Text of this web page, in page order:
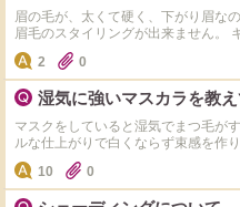
眉の毛が、太くて硬く、下がり眉な
眉毛のスタイリングが出来ません。
ミー等々、使用して来ましたが、ど
キャンメイクのクイックラッシュカ
で、それを眉毛にも使用したことが
ブラシに水を付けて、ゴシゴシして
したが、使い方がダメなのか、全くでした、、、、
かけて貰っていましたが、お高いの
ます。 通販でも実店舗でも構いませんので、（出来ればサロンオンリーでは
無いもの）どなたかご存知の方がい
い！！ 宜しくお願い致します！！
2 0
湿気に強いマスカラを教え
マスクをしていると湿気でまつ毛が
ルな仕上がりで白くならず束感を作
てください♪
10 0